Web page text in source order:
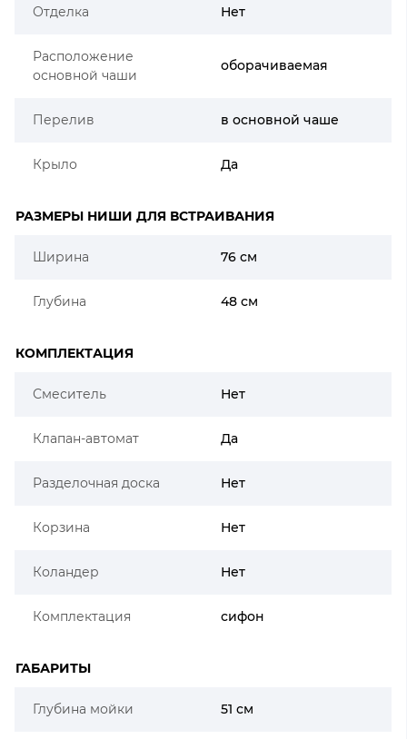
Отделка Нет
Расположение
основной чаши
оборачиваемая
Перелив в основной чаше
Крыло Да
РАЗМЕРЫ НИШИ ДЛЯ ВСТРАИВАНИЯ
Ширина 76 см
Глубина 48 см
КОМПЛЕКТАЦИЯ
Смеситель Нет
Клапан-автомат Да
Разделочная доска Нет
Корзина Нет
Коландер Нет
Комплектация сифон
ГАБАРИТЫ
Глубина мойки 51 см